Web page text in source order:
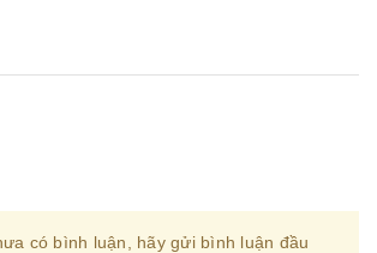
có bình luận, hãy gửi bình luận đầu